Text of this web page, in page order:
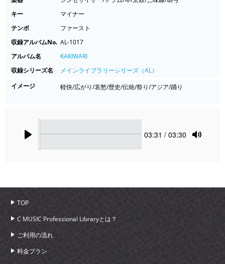
キー
マイナー
テンポ
ファースト
収録アルバムNo. AL-1017
アルバム名
KAKIWARI
収録シリーズ名
メインライブラリーシリーズ（AL）
イメージ
軽快/広がり/哀愁/歴史/伝統/祭り/アジア/踊り
Current
03:31 / 03:30
TOP
C MUSIC Professional Libraryとは？
ご利用の流れ
料金プラン